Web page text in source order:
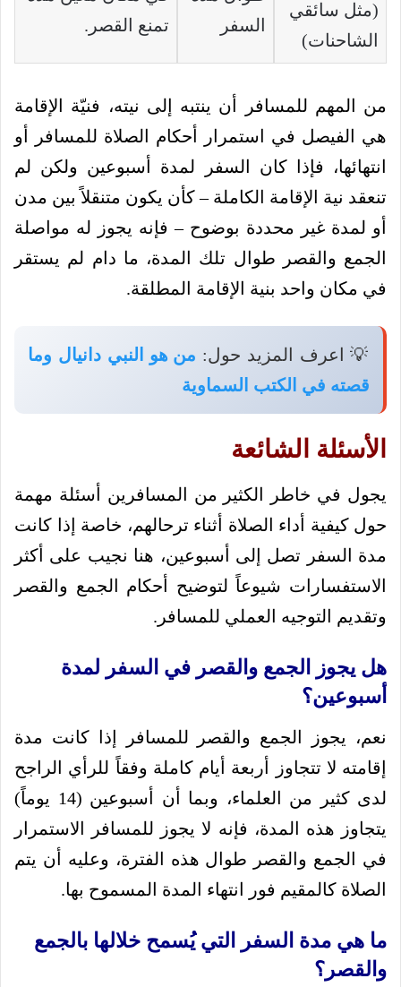
(مثل سائقي
الشاحنات)
السفر
تمنع القصر.
من المهم للمسافر أن ينتبه إلى نيته، فنيّة الإقامة
هي الفيصل في استمرار أحكام الصلاة للمسافر أو
انتهائها، فإذا كان السفر لمدة أسبوعين ولكن لم
تنعقد نية الإقامة الكاملة – كأن يكون متنقلاً بين مدن
أو لمدة غير محددة بوضوح – فإنه يجوز له مواصلة
الجمع والقصر طوال تلك المدة، ما دام لم يستقر
في مكان واحد بنية الإقامة المطلقة.
💡 اعرف المزيد حول: من هو النبي دانيال وما
قصته في الكتب السماوية
الأسئلة الشائعة
يجول في خاطر الكثير من المسافرين أسئلة مهمة
حول كيفية أداء الصلاة أثناء ترحالهم، خاصة إذا كانت
مدة السفر تصل إلى أسبوعين، هنا نجيب على أكثر
الاستفسارات شيوعاً لتوضيح أحكام الجمع والقصر
وتقديم التوجيه العملي للمسافر.
هل يجوز الجمع والقصر في السفر لمدة
أسبوعين؟
نعم، يجوز الجمع والقصر للمسافر إذا كانت مدة
إقامته لا تتجاوز أربعة أيام كاملة وفقاً للرأي الراجح
لدى كثير من العلماء، وبما أن أسبوعين (14 يوماً)
يتجاوز هذه المدة، فإنه لا يجوز للمسافر الاستمرار
في الجمع والقصر طوال هذه الفترة، وعليه أن يتم
الصلاة كالمقيم فور انتهاء المدة المسموح بها.
ما هي مدة السفر التي يُسمح خلالها بالجمع
والقصر؟